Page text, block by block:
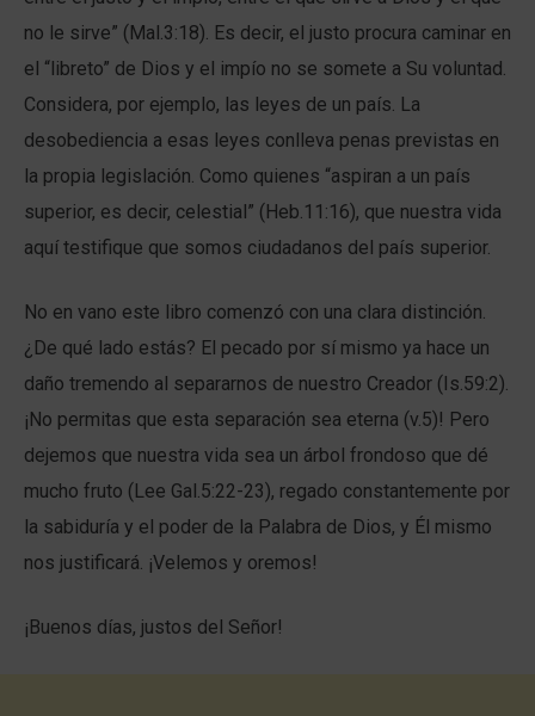
no le sirve” (Mal.3:18). Es decir, el justo procura caminar en
el “libreto” de Dios y el impío no se somete a Su voluntad.
Considera, por ejemplo, las leyes de un país. La
desobediencia a esas leyes conlleva penas previstas en
la propia legislación. Como quienes “aspiran a un país
superior, es decir, celestial” (Heb.11:16), que nuestra vida
aquí testifique que somos ciudadanos del país superior.
No en vano este libro comenzó con una clara distinción.
¿De qué lado estás? El pecado por sí mismo ya hace un
daño tremendo al separarnos de nuestro Creador (Is.59:2).
¡No permitas que esta separación sea eterna (v.5)! Pero
dejemos que nuestra vida sea un árbol frondoso que dé
mucho fruto (Lee Gal.5:22-23), regado constantemente por
la sabiduría y el poder de la Palabra de Dios, y Él mismo
nos justificará. ¡Velemos y oremos!
¡Buenos días, justos del Señor!